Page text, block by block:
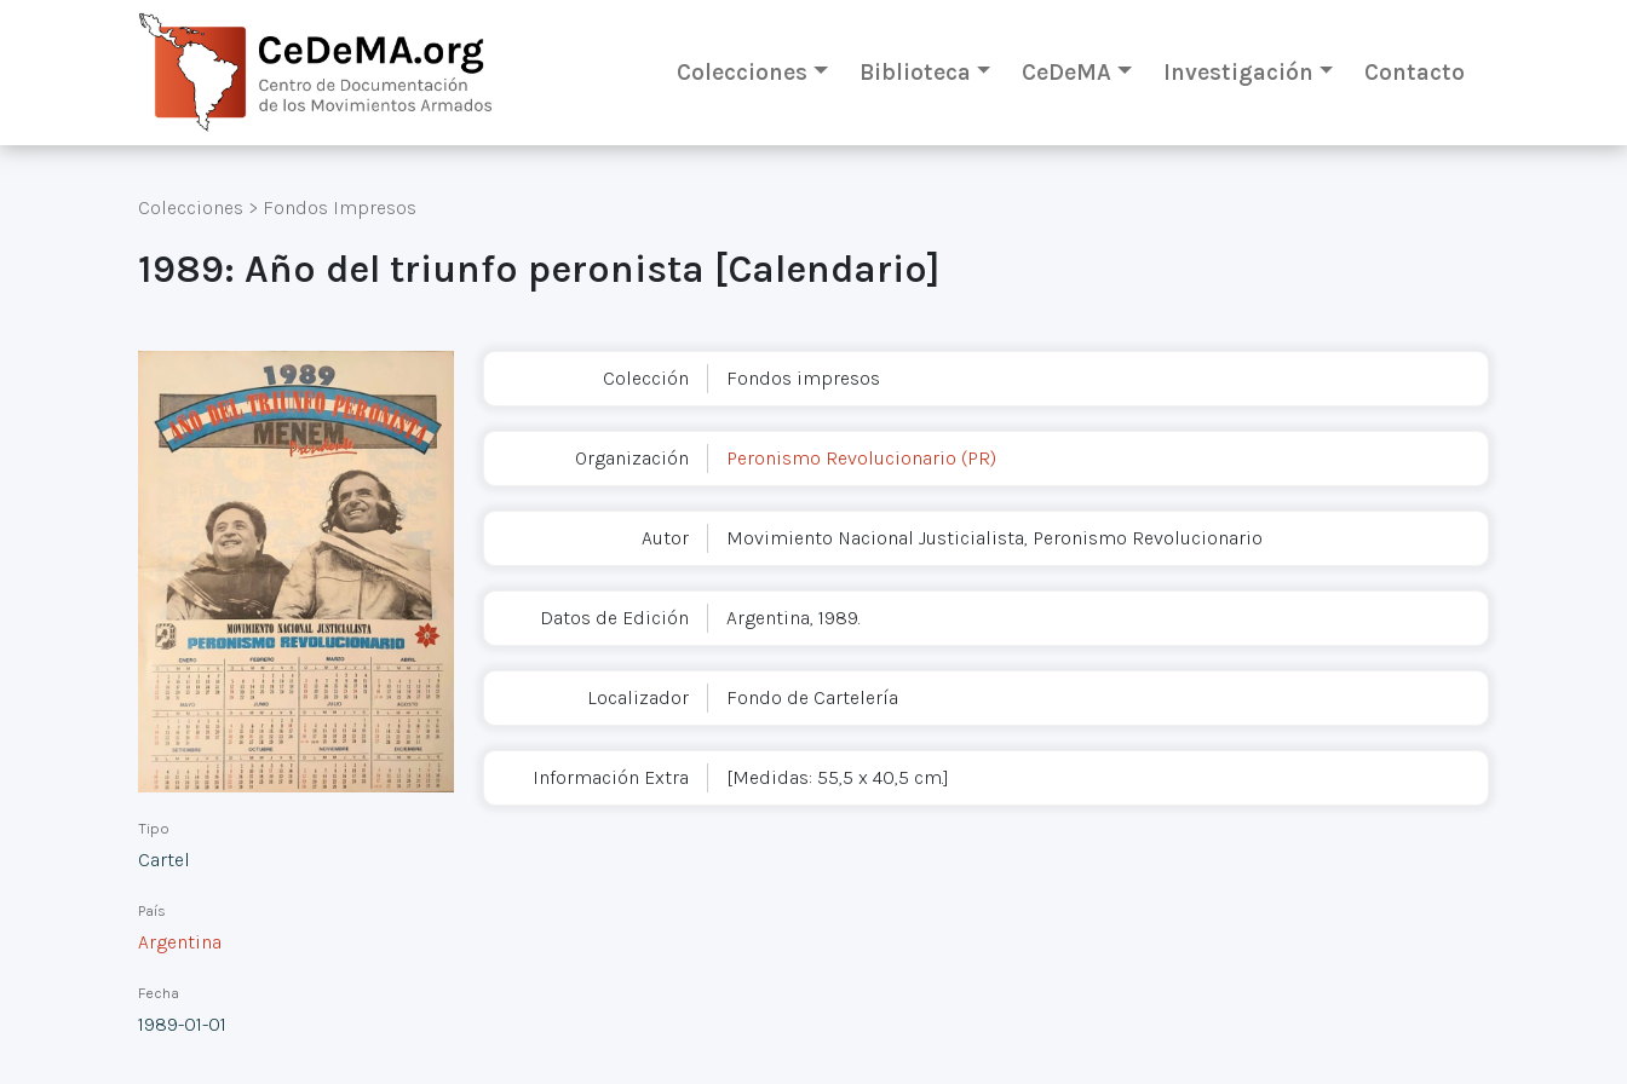
Colecciones Biblioteca CeDeMA Investigación Contacto
Colecciones > Fondos Impresos
1989: Año del triunfo peronista [Calendario]
Tipo
Cartel
País
Argentina
Fecha
1989-01-01
Colección Fondos impresos
Organización Peronismo Revolucionario (PR)
Autor Movimiento Nacional Justicialista, Peronismo Revolucionario
Datos de Edición Argentina, 1989.
Localizador Fondo de Cartelería
Información Extra [Medidas: 55,5 x 40,5 cm.]